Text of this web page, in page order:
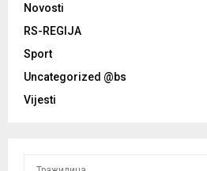
Novosti
RS-REGIJA
Sport
Uncategorized @bs
Vijesti